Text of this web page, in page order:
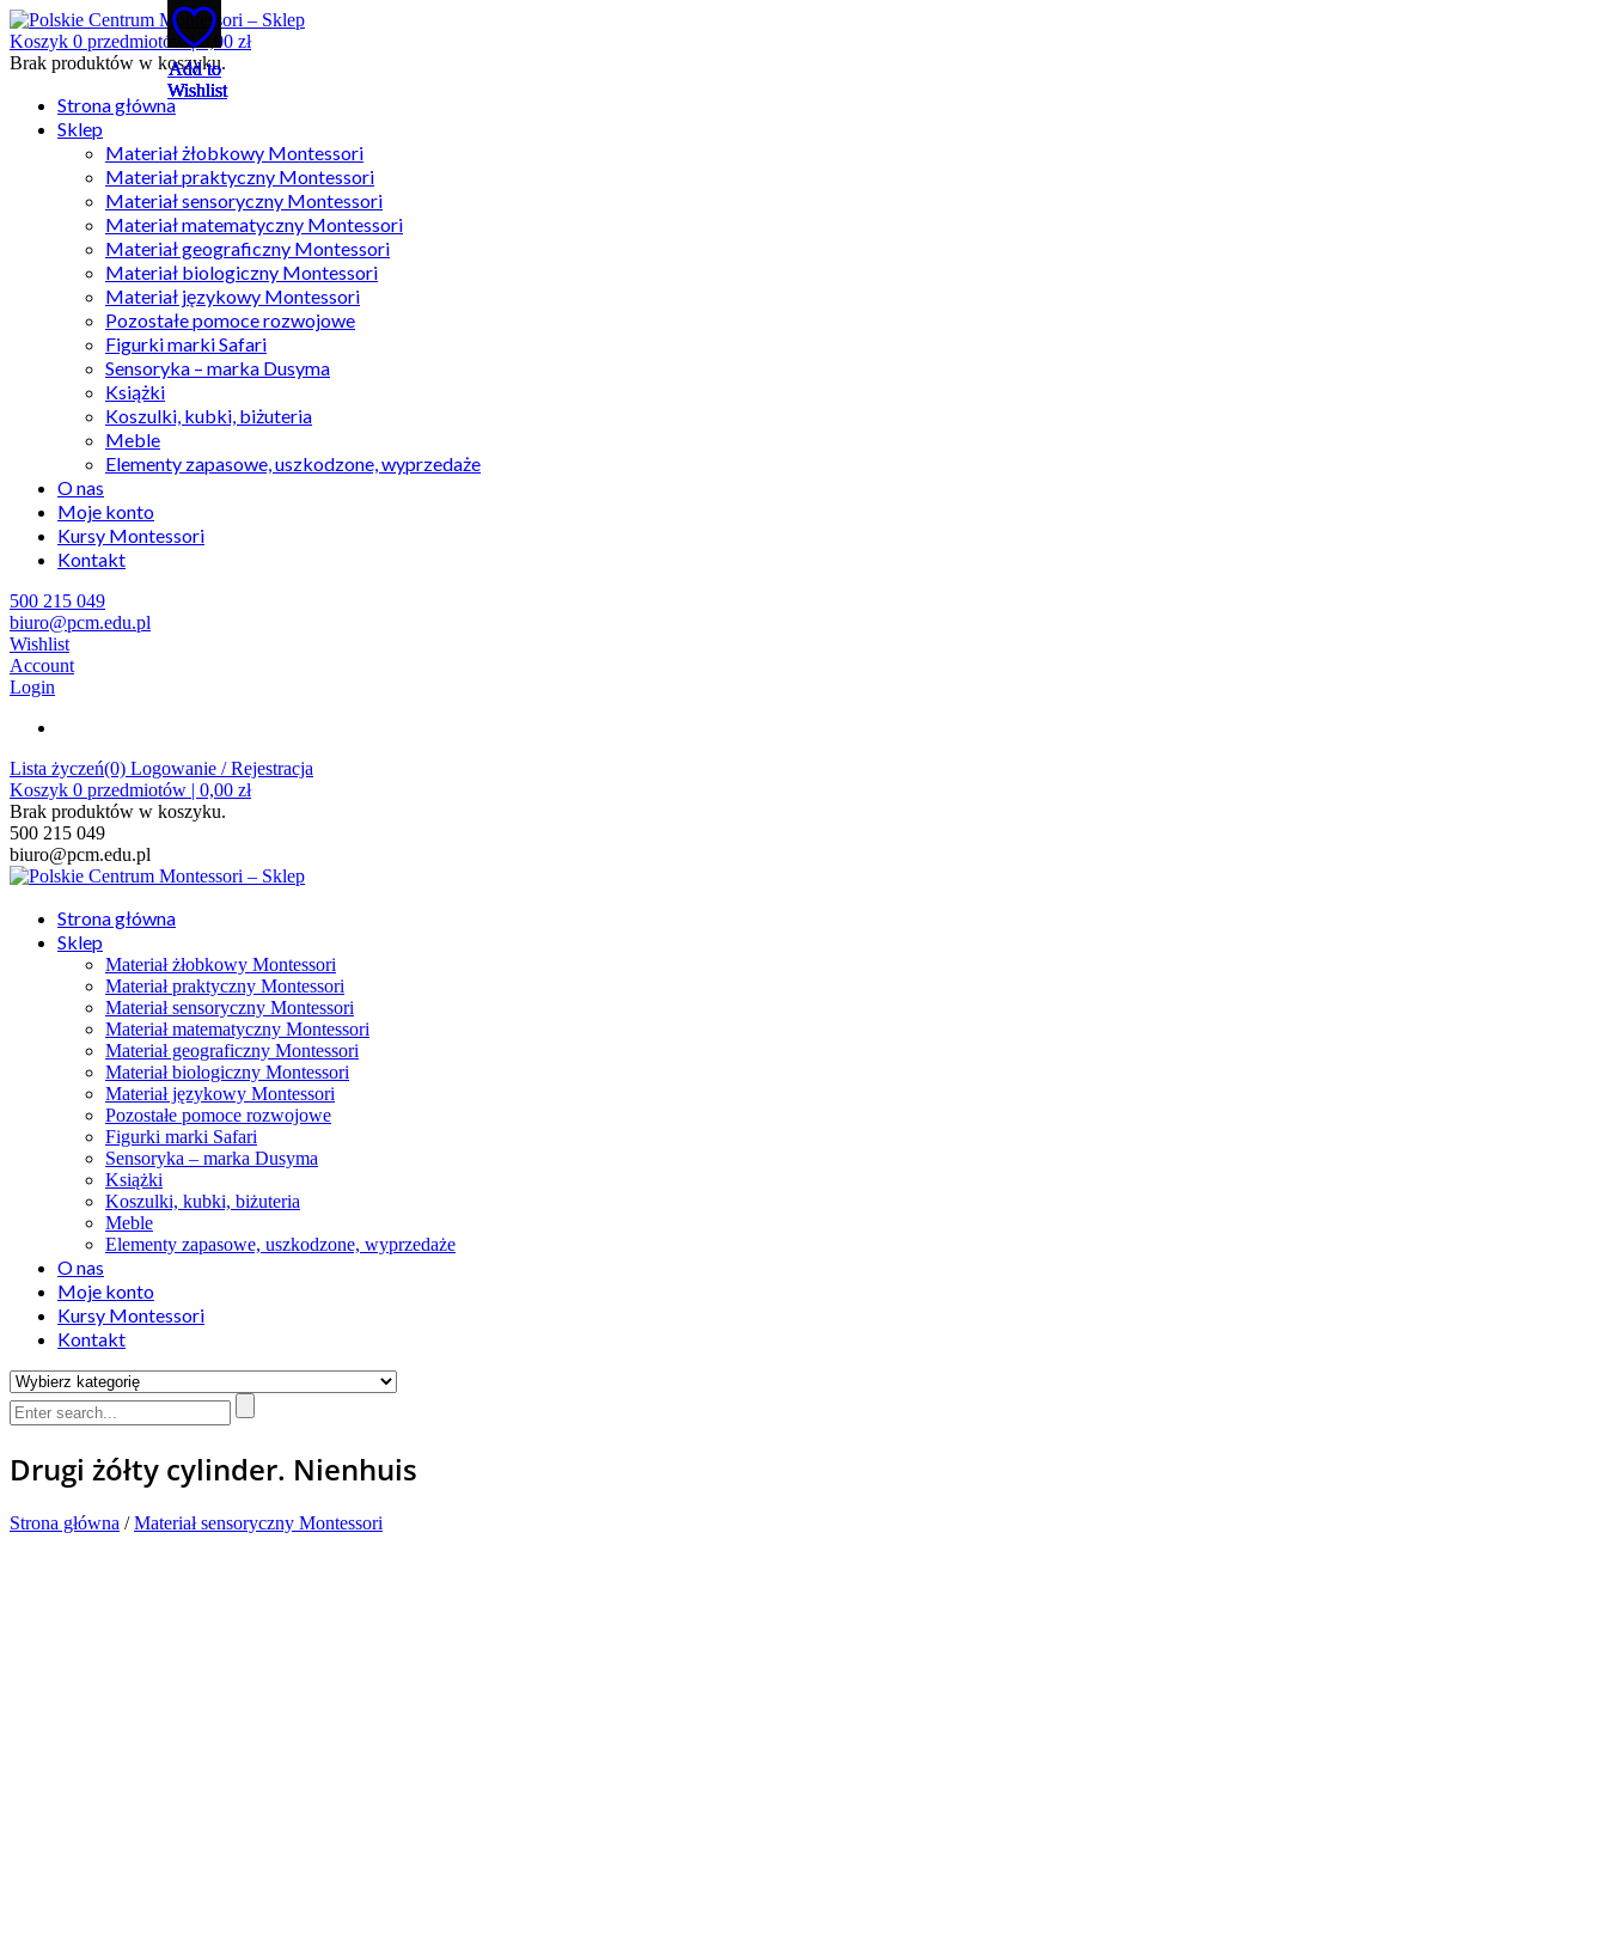
Koszyk 0 przedmiotów |0,00 zł
Brak produktów w koszyku.
Strona główna
Sklep
Materiał żłobkowy Montessori
Materiał praktyczny Montessori
Materiał sensoryczny Montessori
Materiał matematyczny Montessori
Materiał geograficzny Montessori
Materiał biologiczny Montessori
Materiał językowy Montessori
Pozostałe pomoce rozwojowe
Figurki marki Safari
Sensoryka – marka Dusyma
Książki
Koszulki, kubki, biżuteria
Meble
Elementy zapasowe, uszkodzone, wyprzedaże
O nas
Moje konto
Kursy Montessori
Kontakt
500 215 049
biuro@pcm.edu.pl
Wishlist
Account
Login
Lista życzeń(0) Logowanie / Rejestracja
Koszyk 0 przedmiotów | 0,00 zł
Brak produktów w koszyku.
500 215 049
biuro@pcm.edu.pl
Strona główna
Sklep
Materiał żłobkowy Montessori
Materiał praktyczny Montessori
Materiał sensoryczny Montessori
Materiał matematyczny Montessori
Materiał geograficzny Montessori
Materiał biologiczny Montessori
Materiał językowy Montessori
Pozostałe pomoce rozwojowe
Figurki marki Safari
Sensoryka – marka Dusyma
Książki
Koszulki, kubki, biżuteria
Meble
Elementy zapasowe, uszkodzone, wyprzedaże
O nas
Moje konto
Kursy Montessori
Kontakt
Drugi żółty cylinder. Nienhuis
Strona główna /Materiał sensoryczny Montessori
Add to
Wishlist
Add to
Wishlist
Add to
Wishlist
Add to
Wishlist
Add to
Wishlist